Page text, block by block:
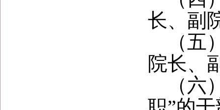
长、副
（五
院长、
（